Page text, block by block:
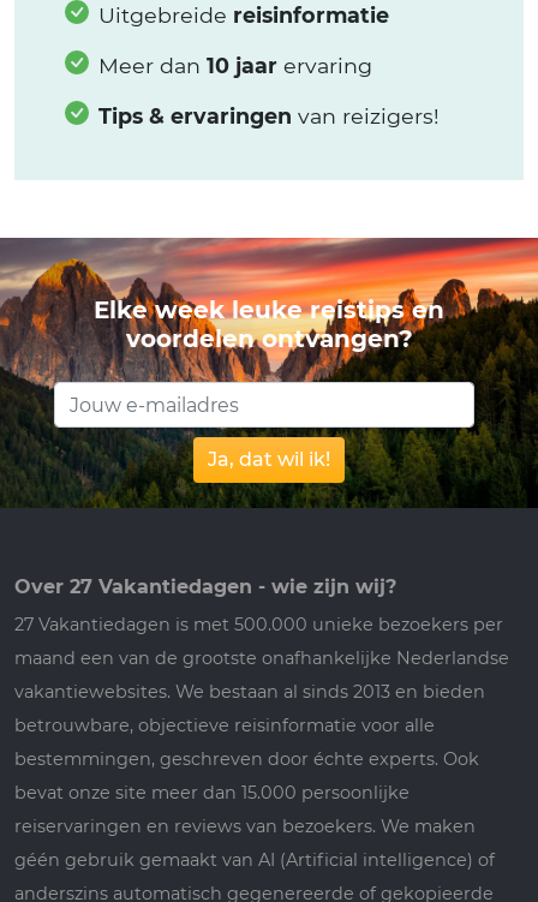
Uitgebreide reisinformatie
Meer dan 10 jaar ervaring
Tips & ervaringen van reizigers!
Elke week leuke reistips en
voordelen ontvangen?
Ja, dat wil ik!
Over 27 Vakantiedagen - wie zijn wij?
27 Vakantiedagen is met 500.000 unieke bezoekers per
maand een van de grootste onafhankelijke Nederlandse
vakantiewebsites. We bestaan al sinds 2013 en bieden
betrouwbare, objectieve reisinformatie voor alle
bestemmingen, geschreven door échte experts. Ook
bevat onze site meer dan 15.000 persoonlijke
reiservaringen en reviews van bezoekers. We maken
géén gebruik gemaakt van AI (Artificial intelligence) of
anderszins automatisch gegenereerde of gekopieerde